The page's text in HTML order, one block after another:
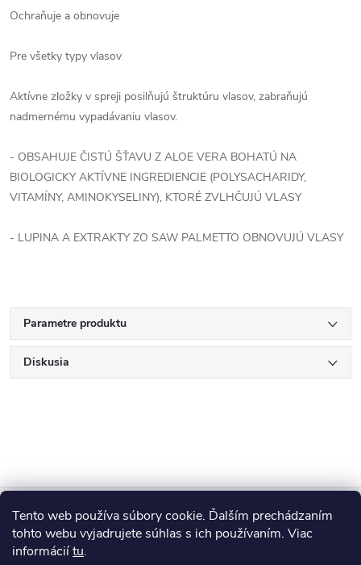
Tento web používa súbory cookie. Ďalším prechádzaním
tohto webu vyjadrujete súhlas s ich používaním. Viac
informáciítu.
Ochraňuje a obnovuje
Pre všetky typy vlasov
Aktívne zložky v spreji posilňujú štruktúru vlasov, zabraňujú
nadmernému vypadávaniu vlasov.
- OBSAHUJE ČISTÚ ŠŤAVU Z ALOE VERA BOHATÚ NA
BIOLOGICKY AKTÍVNE INGREDIENCIE (POLYSACHARIDY,
VITAMÍNY, AMINOKYSELINY), KTORÉ ZVLHČUJÚ VLASY
- LUPINA A EXTRAKTY ZO SAW PALMETTO OBNOVUJÚ VLASY
Parametre produktu
Diskusia
Z
áBlog